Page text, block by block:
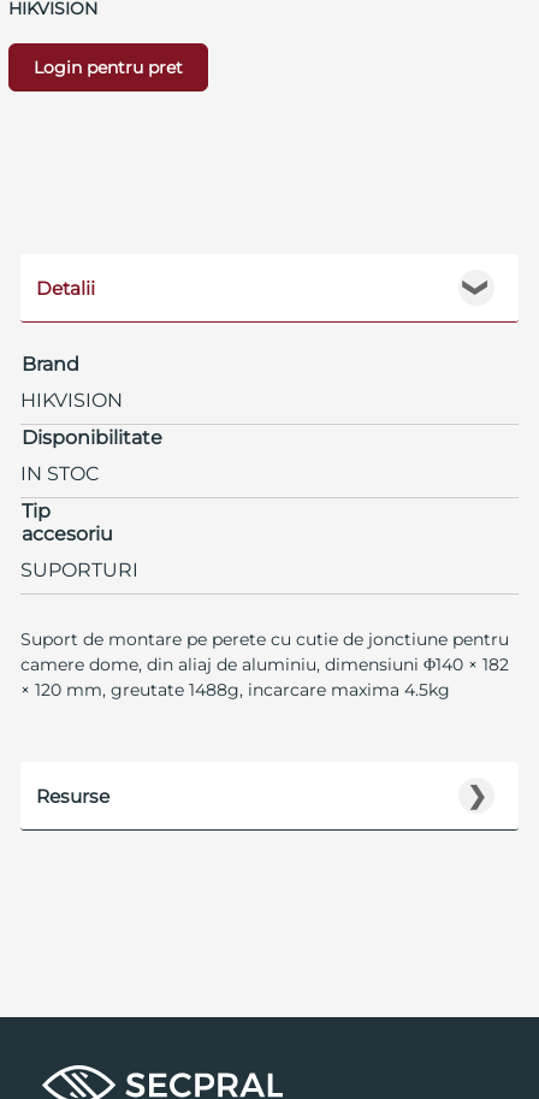
HIKVISION
Login pentru pret
❯
Detalii
Brand
HIKVISION
Disponibilitate
IN STOC
Tip
accesoriu
SUPORTURI
Suport de montare pe perete cu cutie de jonctiune pentru
camere dome, din aliaj de aluminiu, dimensiuni Φ140 × 182
× 120 mm, greutate 1488g, incarcare maxima 4.5kg
❯
Resurse